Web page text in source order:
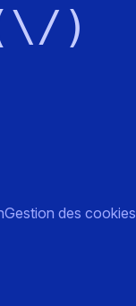
)
Gestion des cookies